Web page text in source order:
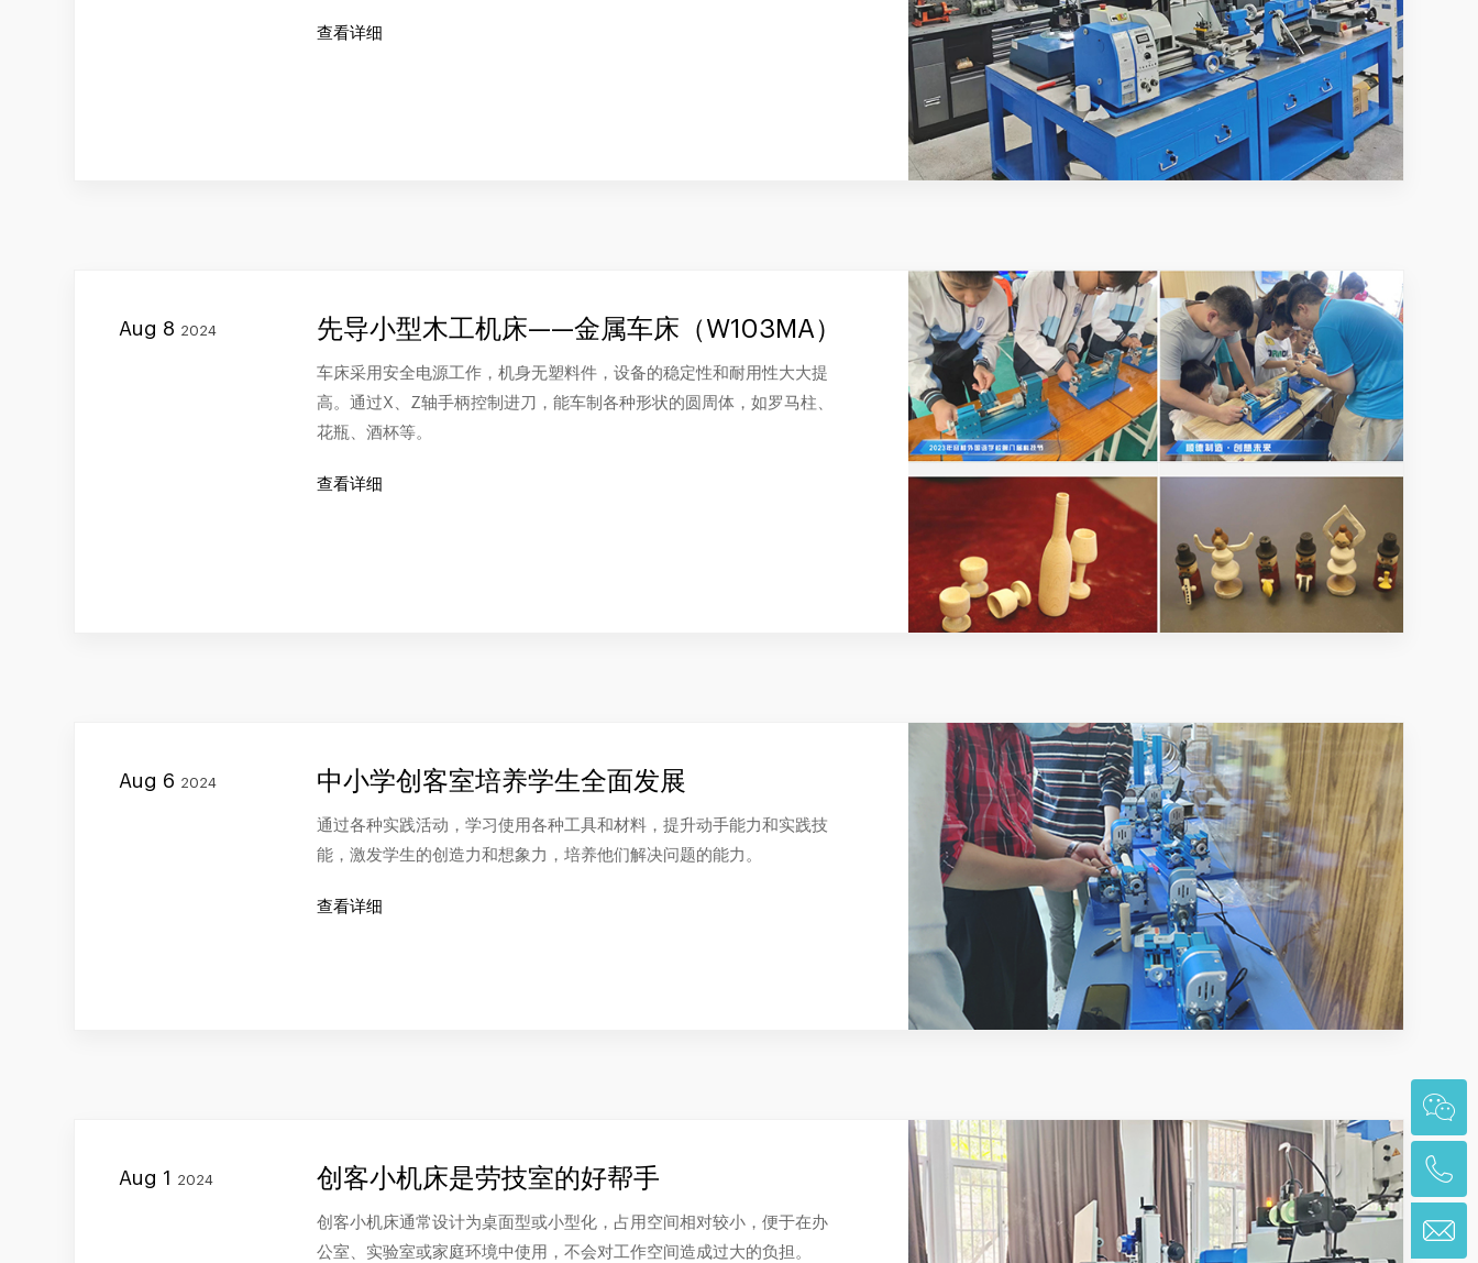
查看详细
Aug 8 2024 先导小型木工机床——金属车床（W103MA）
车床采用安全电源工作，机身无塑料件，设备的稳定性和耐用性大大提
高。通过X、Z轴手柄控制进刀，能车制各种形状的圆周体，如罗马柱、
花瓶、酒杯等。
查看详细
Aug 6 2024 中小学创客室培养学生全面发展
通过各种实践活动，学习使用各种工具和材料，提升动手能力和实践技
能，激发学生的创造力和想象力，培养他们解决问题的能力。
查看详细
Aug 1 2024 创客小机床是劳技室的好帮手
创客小机床通常设计为桌面型或小型化，占用空间相对较小，便于在办
公室、实验室或家庭环境中使用，不会对工作空间造成过大的负担。